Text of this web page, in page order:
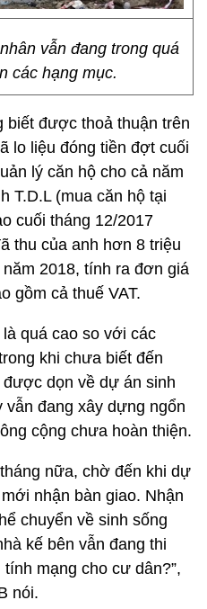
vẫn đang trong quá
các hạng mục.
biết được thoả thuận trên
lo liệu đóng tiền đợt cuối
lý căn hộ cho cả năm
T.D.L (mua căn hộ tại
cuối tháng 12/2017
thu của anh hơn 8 triệu
2018, tính ra đơn giá
gồm cả thuế VAT.
quá cao so với các
khi chưa biết đến
dọn về dự án sinh
vẫn đang xây dựng ngổn
cộng chưa hoàn thiện.
nữa, chờ đến khi dự
nhận bàn giao. Nhận
chuyển về sinh sống
kế bên vẫn đang thi
mạng cho cư dân?”,
nói.